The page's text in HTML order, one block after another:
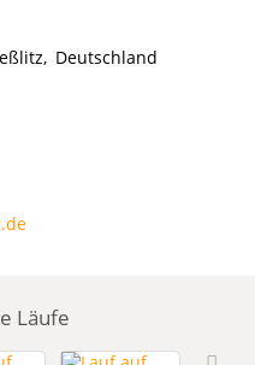
Deutschland
Läufe